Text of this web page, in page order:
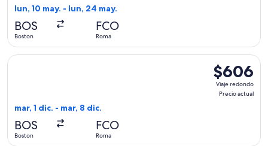
lun, 10 may. - lun, 24 may.
BOS
Boston
FCO
Roma
$606
Viaje
redondo,
$606
Viaje redondo
Precio actual
mar, 1 dic. - mar, 8 dic.
BOS
Boston
FCO
Roma
Seleccionar vuelo de TAP Portugal, con salida el mar, 1